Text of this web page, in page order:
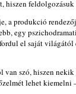
a produkció
egy
el saját
szó, hiszen
lehet